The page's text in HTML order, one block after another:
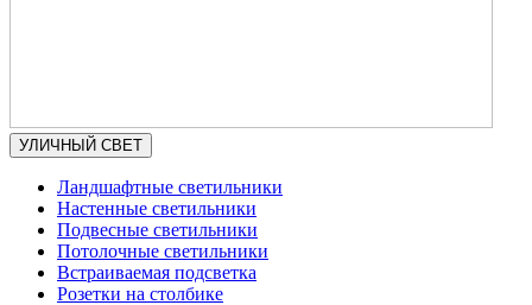
УЛИЧНЫЙ СВЕТ
Ландшафтные светильники
Настенные светильники
Подвесные светильники
Потолочные светильники
Встраиваемая подсветка
Розетки на столбике